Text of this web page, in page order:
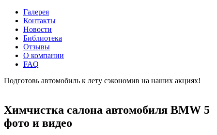
Галерея
Контакты
Новости
Библиотека
Отзывы
О компании
FAQ
Подготовь автомобиль к лету сэкономив на наших акциях!
Химчистка салона автомобиля BMW 5
фото и видео